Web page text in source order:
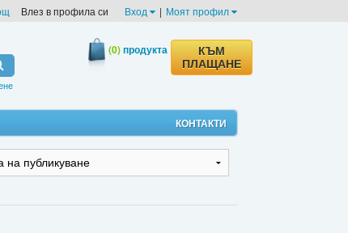
Влез в профила си Вход | Моят профил
(0)продукта
КЪМ
ПЛАЩАНЕ
КОНТАКТИ